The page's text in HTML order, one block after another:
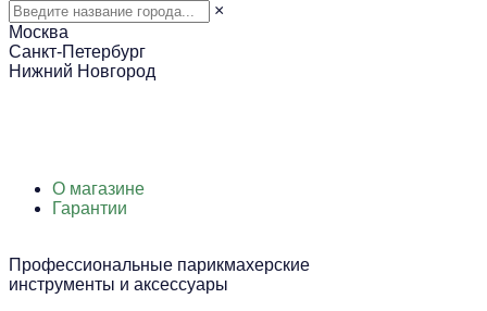
×
Москва
Санкт-Петербург
Нижний Новгород
О магазине
Гарантии
Профессиональные парикмахерские
инструменты и аксессуары